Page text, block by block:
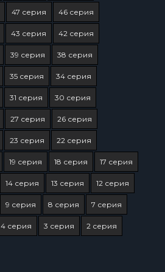
47 серия 46 серия
43 серия 42 серия
39 серия 38 серия
35 серия 34 серия
31 серия 30 серия
27 серия 26 серия
23 серия 22 серия
19 серия 18 серия 17 серия
14 серия 13 серия 12 серия
9 серия 8 серия 7 серия
4 серия 3 серия 2 серия